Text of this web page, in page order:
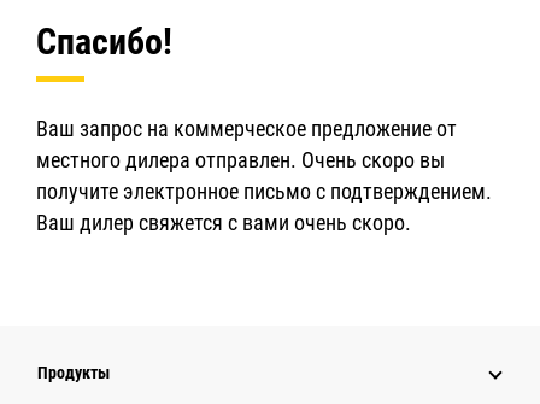
Спасибо!
Ваш запрос на коммерческое предложение от
местного дилера отправлен. Очень скоро вы
получите электронное письмо с подтверждением.
Ваш дилер свяжется с вами очень скоро.
Продукты